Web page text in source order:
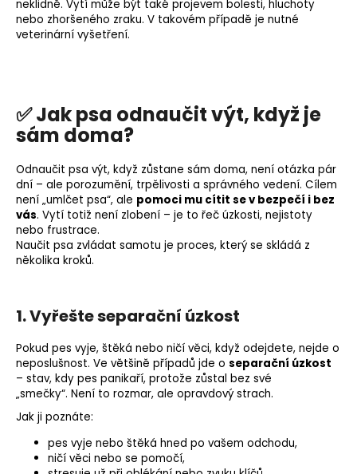
neklidně. Vytí může být také projevem bolesti, hluchoty
nebo zhoršeného zraku. V takovém případě je nutné
veterinární vyšetření.
✅ Jak psa odnaučit výt, když je
sám doma?
Odnaučit psa výt, když zůstane sám doma, není otázka pár
dní – ale porozumění, trpělivosti a správného vedení. Cílem
není „umlčet psa“, ale pomoci mu cítit se v bezpečí i bez
vás. Vytí totiž není zlobení – je to řeč úzkosti, nejistoty
nebo frustrace.
Naučit psa zvládat samotu je proces, který se skládá z
několika kroků.
1. Vyřešte separační úzkost
Pokud pes vyje, štěká nebo ničí věci, když odejdete, nejde o
neposlušnost. Ve většině případů jde o separační úzkost
– stav, kdy pes panikaří, protože zůstal bez své
„smečky“. Není to rozmar, ale opravdový strach.
Jak ji poznáte:
pes vyje nebo štěká hned po vašem odchodu,
ničí věci nebo se pomočí,